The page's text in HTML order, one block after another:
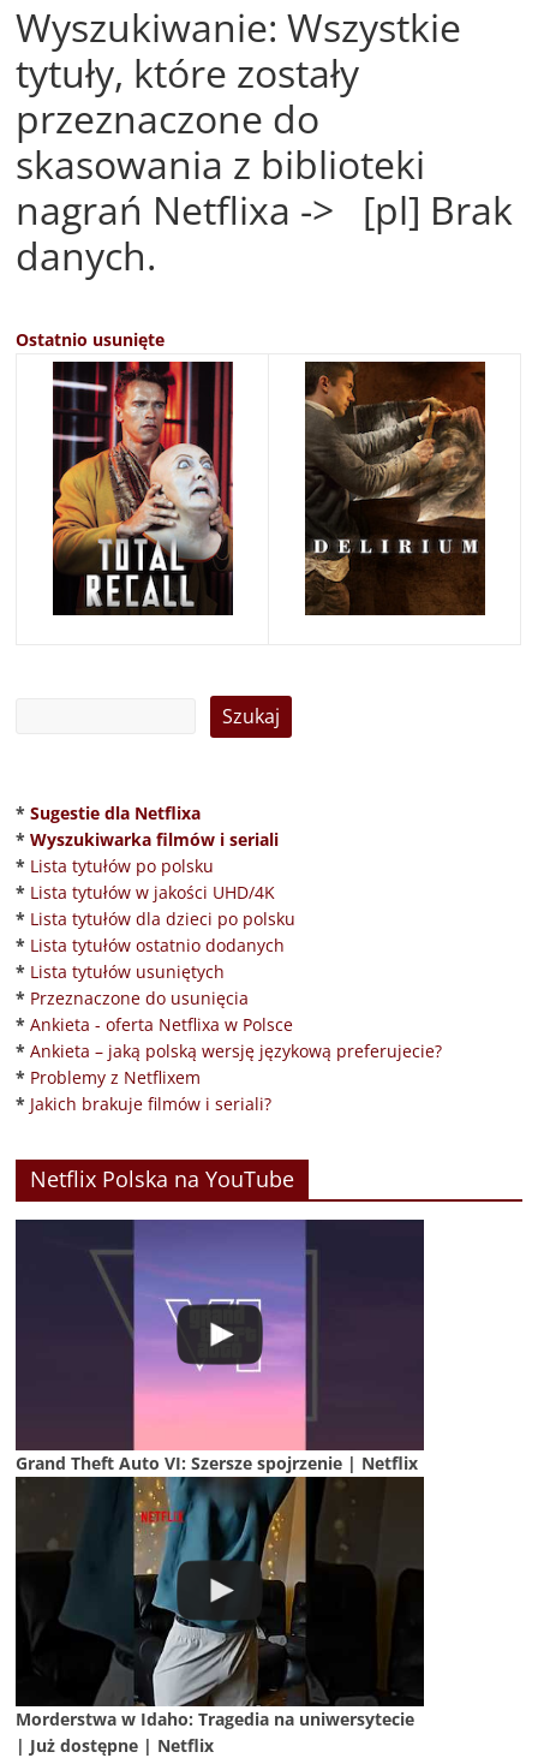
Wyszukiwanie: Wszystkie
tytuły, które zostały
przeznaczone do
skasowania z biblioteki
nagrań Netflixa -> [pl] Brak
danych.
Ostatnio usunięte
* Sugestie dla Netflixa
* Wyszukiwarka filmów i seriali
* Lista tytułów po polsku
* Lista tytułów w jakości UHD/4K
* Lista tytułów dla dzieci po polsku
* Lista tytułów ostatnio dodanych
* Lista tytułów usuniętych
* Przeznaczone do usunięcia
* Ankieta - oferta Netflixa w Polsce
* Ankieta – jaką polską wersję językową preferujecie?
* Problemy z Netflixem
* Jakich brakuje filmów i seriali?
Netflix Polska na YouTube
Grand Theft Auto VI: Szersze spojrzenie | Netflix
Morderstwa w Idaho: Tragedia na uniwersytecie
| Już dostępne | Netflix